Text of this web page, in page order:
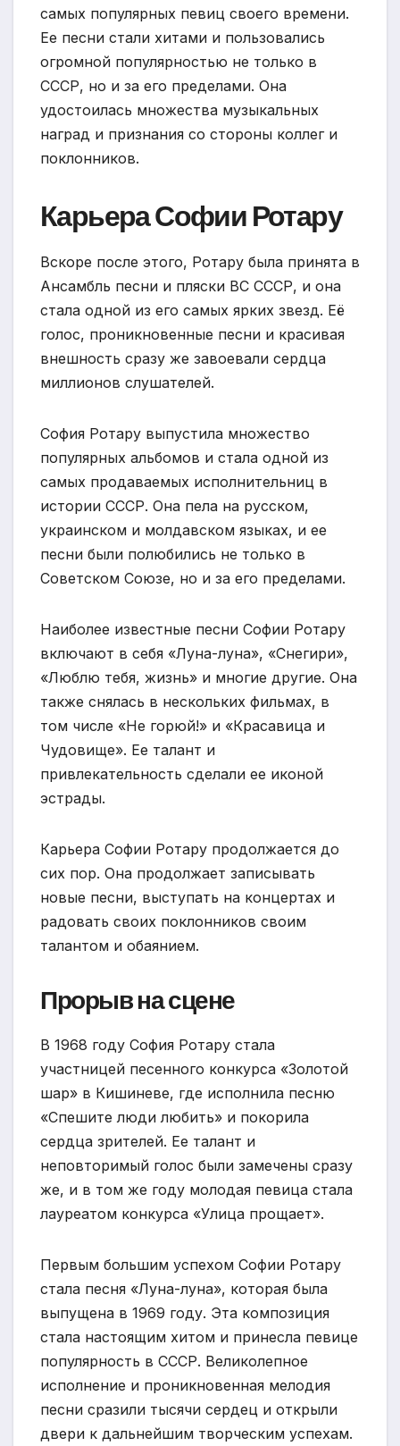
самых популярных певиц своего времени.
Ее песни стали хитами и пользовались
огромной популярностью не только в
СССР, но и за его пределами. Она
удостоилась множества музыкальных
наград и признания со стороны коллег и
поклонников.
Карьера Софии Ротару
Вскоре после этого, Ротару была принята в
Ансамбль песни и пляски ВС СССР, и она
стала одной из его самых ярких звезд. Её
голос, проникновенные песни и красивая
внешность сразу же завоевали сердца
миллионов слушателей.
София Ротару выпустила множество
популярных альбомов и стала одной из
самых продаваемых исполнительниц в
истории СССР. Она пела на русском,
украинском и молдавском языках, и ее
песни были полюбились не только в
Советском Союзе, но и за его пределами.
Наиболее известные песни Софии Ротару
включают в себя «Луна-луна», «Снегири»,
«Люблю тебя, жизнь» и многие другие. Она
также снялась в нескольких фильмах, в
том числе «Не горюй!» и «Красавица и
Чудовище». Ее талант и
привлекательность сделали ее иконой
эстрады.
Карьера Софии Ротару продолжается до
сих пор. Она продолжает записывать
новые песни, выступать на концертах и
радовать своих поклонников своим
талантом и обаянием.
Прорыв на сцене
В 1968 году София Ротару стала
участницей песенного конкурса «Золотой
шар» в Кишиневе, где исполнила песню
«Спешите люди любить» и покорила
сердца зрителей. Ее талант и
неповторимый голос были замечены сразу
же, и в том же году молодая певица стала
лауреатом конкурса «Улица прощает».
Первым большим успехом Софии Ротару
стала песня «Луна-луна», которая была
выпущена в 1969 году. Эта композиция
стала настоящим хитом и принесла певице
популярность в СССР. Великолепное
исполнение и проникновенная мелодия
песни сразили тысячи сердец и открыли
двери к дальнейшим творческим успехам.